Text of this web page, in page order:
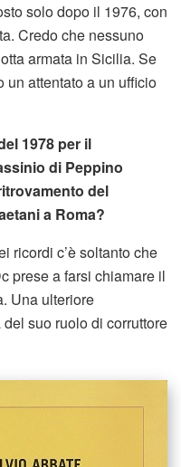
solo dopo il 1976, con
Credo che nessuno
armata in Sicilia. Se
un attentato a un ufficio
1978 per il
di Peppino
del
a Roma?
ricordi c’è soltanto che
prese a farsi chiamare il
Una ulteriore
suo ruolo di corruttore